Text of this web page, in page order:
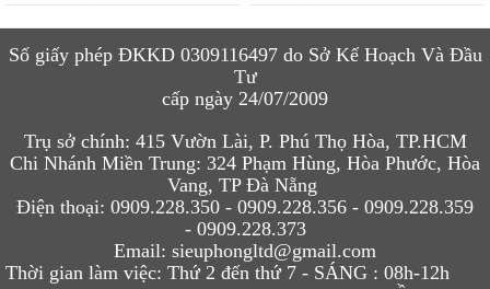
Số giấy phép ĐKKD 0309116497 do Sở Kế Hoạch Và Đầu
Tư
cấp ngày 24/07/2009
Trụ sở chính: 415 Vườn Lài, P. Phú Thọ Hòa, TP.HCM
Chi Nhánh Miền Trung: 324 Phạm Hùng, Hòa Phước, Hòa
Vang, TP Đà Nẵng
Điện thoại: 0909.228.350 - 0909.228.356 - 0909.228.359
- 0909.228.373
Email: sieuphongltd@gmail.com
Thời gian làm việc: Thứ 2 đến thứ 7 - SÁNG : 08h-12h